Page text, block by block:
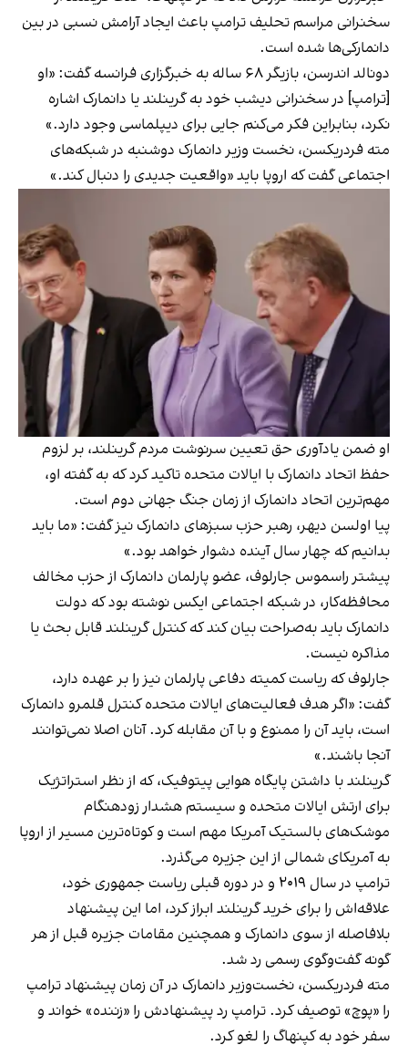
سخنرانی مراسم تحلیف ترامپ باعث ایجاد آرامش نسبی در بین
دانمارکی‌ها شده است.
دونالد اندرسن، بازیگر ۶۸ ساله به خبرگزاری فرانسه گفت: «او
[ترامپ] در سخنرانی دیشب خود به گرینلند یا دانمارک اشاره
نکرد، بنابراین فکر می‌کنم جایی برای دیپلماسی وجود دارد.»
مته فردریکسن، نخست وزیر دانمارک دوشنبه در شبکه‌های
اجتماعی گفت که اروپا باید «واقعیت جدیدی را دنبال کند.»
او ضمن یادآوری حق تعیین سرنوشت مردم گرینلند، بر لزوم
حفظ اتحاد دانمارک با ایالات متحده تاکید کرد که به گفته او،
مهم‌ترین اتحاد دانمارک از زمان جنگ جهانی دوم است.
پیا اولسن دیهر، رهبر حزب سبزهای دانمارک نیز گفت: «ما باید
بدانیم که چهار سال آینده دشوار خواهد بود.»
پیشتر راسموس جارلوف، عضو پارلمان دانمارک از حزب مخالف
محافظه‌کار، در شبکه اجتماعی ایکس نوشته بود که دولت
دانمارک باید به‌صراحت بیان کند که کنترل گرینلند قابل بحث یا
مذاکره نیست.
جارلوف که ریاست کمیته دفاعی پارلمان نیز را بر عهده دارد،
گفت: «اگر هدف فعالیت‌های ایالات متحده کنترل قلمرو دانمارک
است، باید آن را ممنوع و با آن مقابله کرد. آنان اصلا نمی‌توانند
آنجا باشند.»
گرینلند با داشتن پایگاه هوایی پیتوفیک، که از نظر استراتژیک
برای ارتش ایالات متحده و سیستم هشدار زودهنگام
موشک‌های بالستیک آمریکا مهم است و کوتاه‌ترین مسیر از اروپا
به آمریکای شمالی از این جزیره می‌گذرد.
ترامپ در سال ۲۰۱۹ و در دوره قبلی ریاست جمهوری خود،
علاقه‌اش را برای خرید گرینلند ابراز کرد، اما این پیشنهاد
بلافاصله از سوی دانمارک و همچنین مقامات جزیره قبل از هر
گونه گفت‌وگوی رسمی رد شد.
مته فردریکسن، نخست‌وزیر دانمارک در آن زمان پیشنهاد ترامپ
را «پوچ» توصیف کرد. ترامپ رد پیشنهادش را «زننده» خواند و
سفر خود به کپنهاگ را لغو کرد.